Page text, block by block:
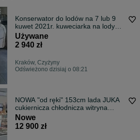
Konserwator do lodów na 7 lub 9
kuwet 2021r. kuweciarka na lody
JUKA M400Q zamrażarka witryna
DOSTAWA do lodów gałkowych
Używane
2 940 zł
Kraków, Czyżyny
Odświeżono dzisiaj o 08:21
NOWA "od ręki" 153cm lada JUKA
cukiernicza chłodnicza witryna
DOSTAWA
Nowe
12 900 zł